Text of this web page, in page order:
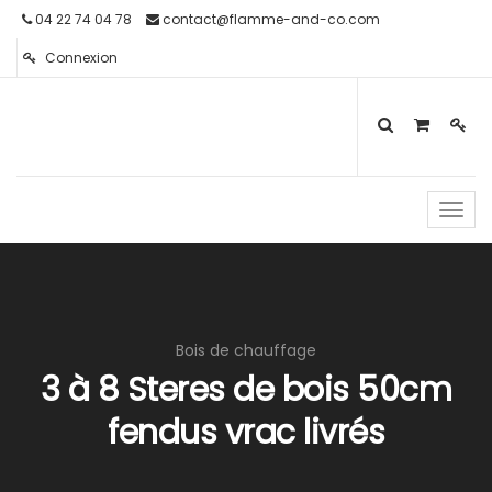
04 22 74 04 78 contact@flamme-and-co.com
Connexion
Bois de chauffage
3 à 8 Steres de bois 50cm
fendus vrac livrés